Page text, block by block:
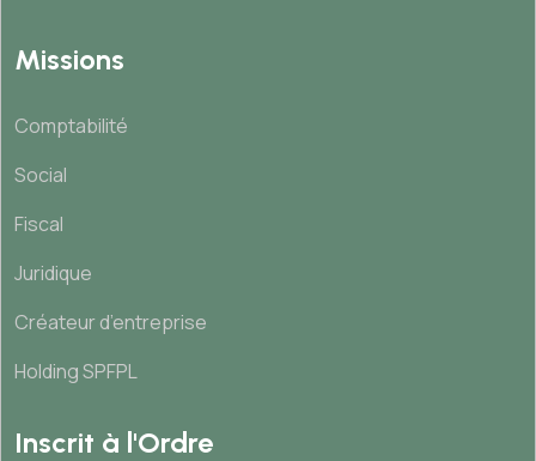
Missions
Comptabilité
Social
Fiscal
Juridique
Créateur d’entreprise
Holding SPFPL
Inscrit à l'Ordre